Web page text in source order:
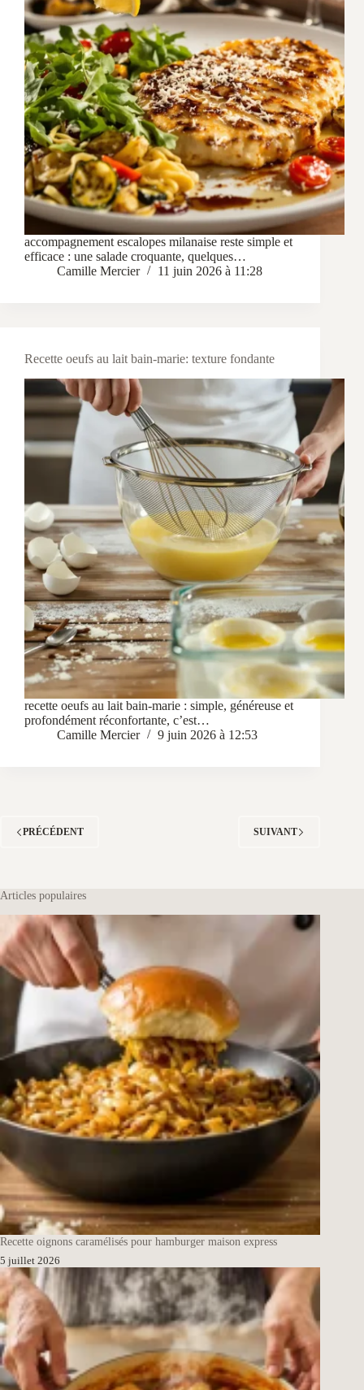
accompagnement escalopes milanaise reste simple et
efficace : une salade croquante, quelques…
Camille Mercier
11 juin 2026 à 11:28
Recette oeufs au lait bain-marie: texture fondante
recette oeufs au lait bain-marie : simple, généreuse et
profondément réconfortante, c’est…
Camille Mercier
9 juin 2026 à 12:53
PRÉCÉDENT SUIVANT
Articles populaires
Recette oignons caramélisés pour hamburger maison express
5 juillet 2026